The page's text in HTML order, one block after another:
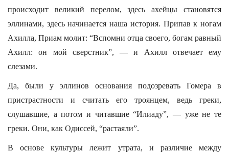
происходит великий перелом, здесь ахейцы становятся
эллинами, здесь начинается наша история. Припав к ногам
Ахилла, Приам молит: “Вспомни отца своего, богам равный
Ахилл: он мой сверстник”, — и Ахилл отвечает ему
слезами.
Да, были у эллинов основания подозревать Гомера в
пристрастности и считать его троянцем, ведь греки,
слушавшие, а потом и читавшие “Илиаду”, — уже не те
греки. Они, как Одиссей, “растаяли”.
В основе культуры лежит утрата, и различие между